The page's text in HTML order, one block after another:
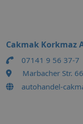
Cakmak Korkmaz
07141 9 56 37-7
Marbacher Str.
autohandel-